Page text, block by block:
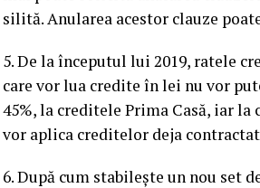
silită. Anularea acestor clauze
5. De la începutul lui 2019, ratele
care vor lua credite în lei nu vor
45%, la creditele Prima Casă, iar
vor aplica creditelor deja
6. După cum stabileşte un nou set